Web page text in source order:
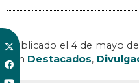
Publicado el 4 de mayo
, en Destacados,